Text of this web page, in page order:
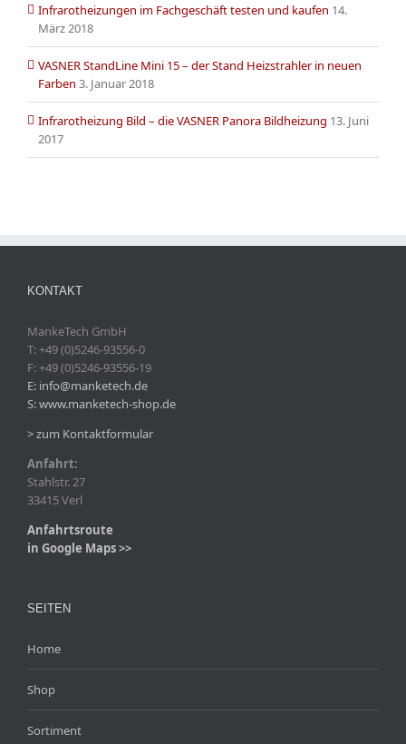
Infrarotheizungen im Fachgeschäft testen und kaufen 14.
März 2018
VASNER StandLine Mini 15 – der Stand Heizstrahler in neuen
Farben 3. Januar 2018
Infrarotheizung Bild – die VASNER Panora Bildheizung 13. Juni
2017
KONTAKT
MankeTech GmbH
T: +49 (0)5246-93556-0
F: +49 (0)5246-93556-19
E: info@manketech.de
S: www.manketech-shop.de
> zum Kontaktformular
Anfahrt:
Stahlstr. 27
33415 Verl
Anfahrtsroute
in Google Maps >>
SEITEN
Home
Shop
Sortiment